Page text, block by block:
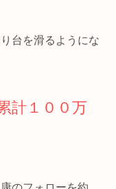
台を滑るようにな
計１００万